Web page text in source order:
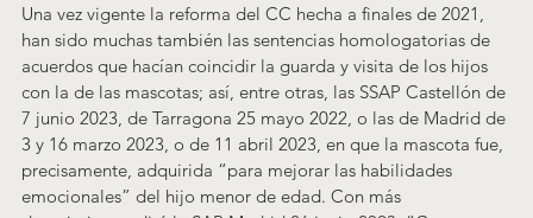
Una vez vigente la reforma del CC hecha a finales de 2021,
han sido muchas también las sentencias homologatorias de
acuerdos que hacían coincidir la guarda y visita de los hijos
con la de las mascotas; así, entre otras, las SSAP Castellón de
7 junio 2023 , de Tarragona 25 mayo 2022 , o las de Madrid de
3 y 16 marzo 2023 , o de 11 abril 2023 , en que la mascota fue,
precisamente, adquirida “para mejorar las habilidades
emocionales” del hijo menor de edad. Con más